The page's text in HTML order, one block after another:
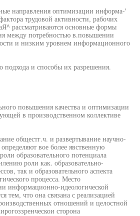
направления оптимизации информа-'
трудовой активности, рабочих
рассматриваются основные формы
между потребностью в.повышении
и низким уровнем информационного
подхода и способы их разрешения.
повышения качества и оптимизации
в производственном коллективе
общестг.ч. и развертывание научно-
вое более явственную
образовательного потенциала
роли как. образовательно-
так и образовательного аспекта
процесса. Место
информационно-идеологической
тем, что она связана с реализацией
отношений и целостной
сторона